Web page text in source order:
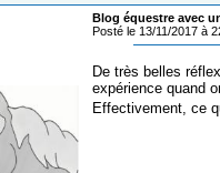
Blog équestre avec
Posté le 13/11/2017 à
De très belles
expérience quand
Effectivement, ce